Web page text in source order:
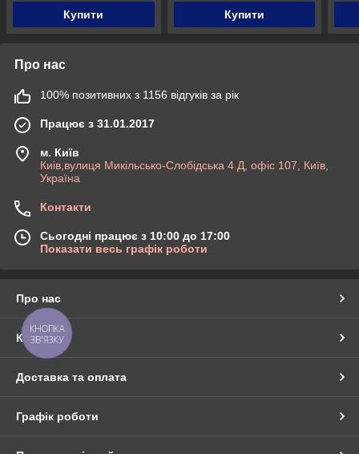
Купити Купити
Про нас
100% позитивних з 1156 відгуків за рік
Працює з 31.01.2017
м. Київ
Киів,вулиця Микільсько-Слобідська 4 Д, офіс 107, Київ,
Україна
Контакти
Сьогодні працює з 10:00 до 17:00
Показати весь графік роботи
Про нас
Контакти
Доставка та оплата
Графік роботи
КНОПКА
ЗВ'ЯЗКУ